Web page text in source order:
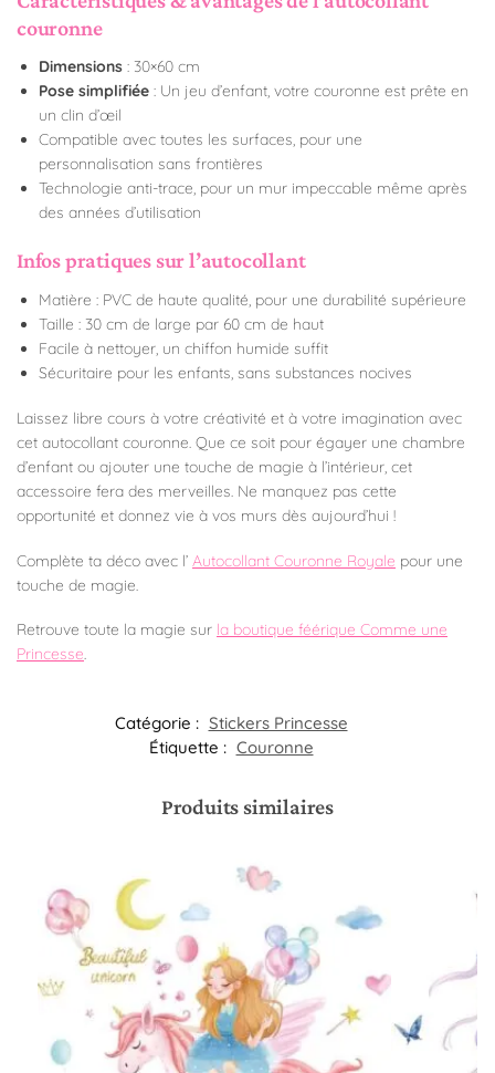
couronne
Dimensions : 30×60 cm
Pose simplifiée : Un jeu d’enfant, votre couronne est prête en
un clin d’œil
Compatible avec toutes les surfaces, pour une
personnalisation sans frontières
Technologie anti-trace, pour un mur impeccable même après
des années d’utilisation
Infos pratiques sur l’autocollant
Matière : PVC de haute qualité, pour une durabilité supérieure
Taille : 30 cm de large par 60 cm de haut
Facile à nettoyer, un chiffon humide suffit
Sécuritaire pour les enfants, sans substances nocives
Laissez libre cours à votre créativité et à votre imagination avec
cet autocollant couronne. Que ce soit pour égayer une chambre
d’enfant ou ajouter une touche de magie à l’intérieur, cet
accessoire fera des merveilles. Ne manquez pas cette
opportunité et donnez vie à vos murs dès aujourd’hui !
Complète ta déco avec l’ Autocollant Couronne Royale pour une
touche de magie.
Retrouve toute la magie sur la boutique féérique Comme une
Princesse.
Catégorie : Stickers Princesse
Étiquette : Couronne
Produits similaires